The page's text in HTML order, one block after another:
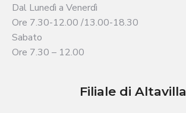
Dal Lunedì a Venerdì
Ore 7.30-12.00 /13.00-18.30
Sabato
Ore 7.30 – 12.00
Filiale di Altavilla